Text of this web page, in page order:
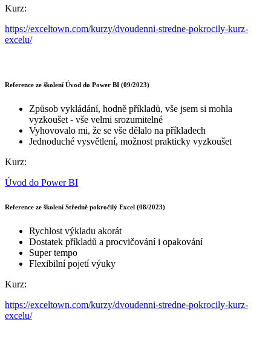
Kurz:
https://exceltown.com/kurzy/dvoudenni-stredne-pokrocily-kurz-
excelu/
Reference ze školení Úvod do Power BI (09/2023)
Způsob vykládání, hodně příkladů, vše jsem si mohla
vyzkoušet - vše velmi srozumitelné
Vyhovovalo mi, že se vše dělalo na příkladech
Jednoduché vysvětlení, možnost prakticky vyzkoušet
Kurz:
Úvod do Power BI
Reference ze školení Středně pokročilý Excel (08/2023)
Rychlost výkladu akorát
Dostatek příkladů a procvičování i opakování
Super tempo
Flexibilní pojetí výuky
Kurz:
https://exceltown.com/kurzy/dvoudenni-stredne-pokrocily-kurz-
excelu/